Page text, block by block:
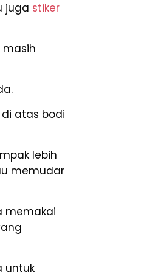
juga stiker
masih
atas bodi
lebih
memudar
memakai
untuk